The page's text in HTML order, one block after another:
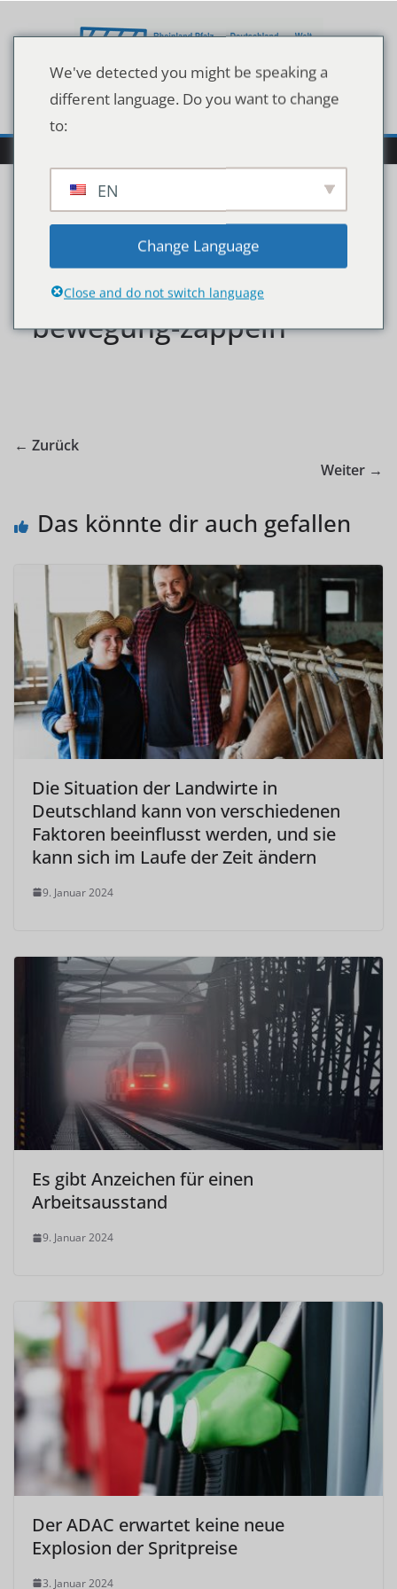
Inhalt
rueckkehr-in-die-politik-
strache-laesst-seine-
bewegung-zappeln
← Zurück
Weiter →
Das könnte dir auch gefallen
Die Situation der Landwirte in
Deutschland kann von verschiedenen
Faktoren beeinflusst werden, und sie
kann sich im Laufe der Zeit ändern
9. Januar 2024
Es gibt Anzeichen für einen
Arbeitsausstand
9. Januar 2024
Der ADAC erwartet keine neue
Explosion der Spritpreise
3. Januar 2024
We've detected you might be speaking a
different language. Do you want to change
to:
EN
Change Language
Close and do not switch language